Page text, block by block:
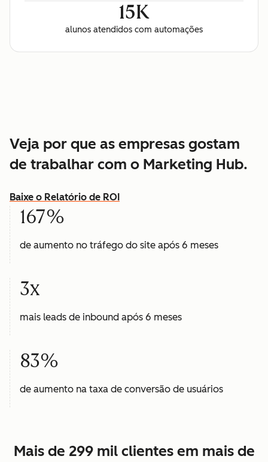
15K
alunos atendidos com automações
Veja por que as empresas gostam
de trabalhar com o Marketing Hub.
Baixe o Relatório de ROI
167%
de aumento no tráfego do site após 6 meses
3x
mais leads de inbound após 6 meses
83%
de aumento na taxa de conversão de usuários
Mais de 299 mil clientes em mais de